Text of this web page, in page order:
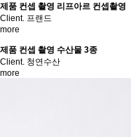
제품 컨셉 촬영 리프아르 컨셉촬영
Client. 프랜드
more
제품 컨셉 촬영 수산물 3종
Client. 청연수산
more